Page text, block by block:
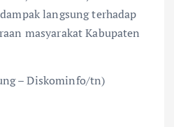
langsung terhadap
masyarakat Kabupaten
– Diskominfo/tn)